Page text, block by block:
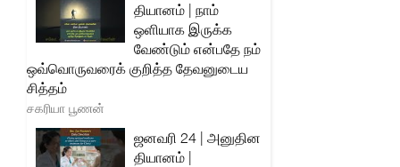
தியானம் | நாம்
ஒளியாக இருக்க
வேண்டும் என்பதே நம்
ஒவ்வொருவரைக் குறித்த தேவனுடைய
சித்தம்
சகரியா பூணன்
ஜனவரி 24 | அனுதின
தியானம் |